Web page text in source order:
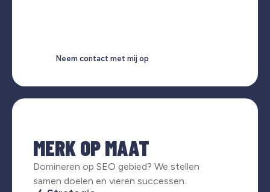
Neem contact met mij op
MERK OP MAAT
Domineren op SEO gebied? We stellen
samen doelen en vieren successen.